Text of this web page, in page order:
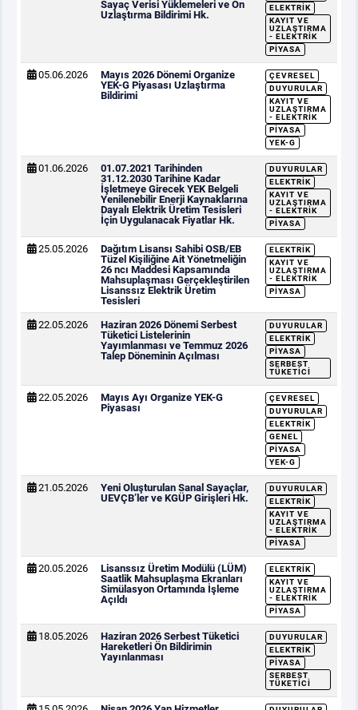
Sayaç Verisi Yüklemeleri ve Ön
Uzlaştırma Bildirimi Hk.
ELEKTRIK
KAYIT VE
UZLAŞTIRMA
- ELEKTRIK
PIYASA
05.06.2026
Mayıs 2026 Dönemi Organize
YEK-G Piyasası Uzlaştırma
Bildirimi
ÇEVRESEL
DUYURULAR
KAYIT VE
UZLAŞTIRMA
- ELEKTRIK
PIYASA
YEK-G
01.06.2026
01.07.2021 Tarihinden
31.12.2030 Tarihine Kadar
İşletmeye Girecek YEK Belgeli
Yenilenebilir Enerji Kaynaklarına
Dayalı Elektrik Üretim Tesisleri
İçin Uygulanacak Fiyatlar Hk.
DUYURULAR
ELEKTRIK
KAYIT VE
UZLAŞTIRMA
- ELEKTRIK
PIYASA
25.05.2026
Dağıtım Lisansı Sahibi OSB/EB
Tüzel Kişiliğine Ait Yönetmeliğin
26 ncı Maddesi Kapsamında
Mahsuplaşması Gerçekleştirilen
Lisanssız Elektrik Üretim
Tesisleri
ELEKTRIK
KAYIT VE
UZLAŞTIRMA
- ELEKTRIK
PIYASA
22.05.2026
Haziran 2026 Dönemi Serbest
Tüketici Listelerinin
Yayımlanması ve Temmuz 2026
Talep Döneminin Açılması
DUYURULAR
ELEKTRIK
PIYASA
SERBEST
TÜKETICI
22.05.2026
Mayıs Ayı Organize YEK-G
Piyasası
ÇEVRESEL
DUYURULAR
ELEKTRIK
GENEL
PIYASA
YEK-G
21.05.2026
Yeni Oluşturulan Sanal Sayaçlar,
UEVÇB’ler ve KGÜP Girişleri Hk.
DUYURULAR
ELEKTRIK
KAYIT VE
UZLAŞTIRMA
- ELEKTRIK
PIYASA
20.05.2026
Lisanssız Üretim Modülü (LÜM)
Saatlik Mahsuplaşma Ekranları
Simülasyon Ortamında İşleme
Açıldı
ELEKTRIK
KAYIT VE
UZLAŞTIRMA
- ELEKTRIK
PIYASA
18.05.2026
Haziran 2026 Serbest Tüketici
Hareketleri Ön Bildirimin
Yayınlanması
DUYURULAR
ELEKTRIK
PIYASA
SERBEST
TÜKETICI